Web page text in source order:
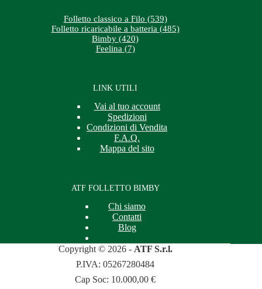
Folletto classico a Filo (539)
Folletto ricaricabile a batteria (485)
Bimby (420)
Feelina (7)
LINK UTILI
Vai al tuo account
Spedizioni
Condizioni di Vendita
F.A.Q.
Mappa del sito
ATF FOLLETTO BIMBY
Chi siamo
Contatti
Blog
Copyright © 2026 - ATF S.r.l.
P.IVA: 05267280484
Cap Soc: 10.000,00 €